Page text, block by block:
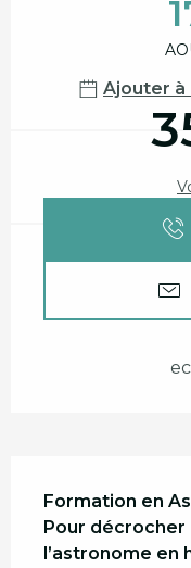
Ajouter à
Description
Formation en
Pour décrocher
l’astronome en